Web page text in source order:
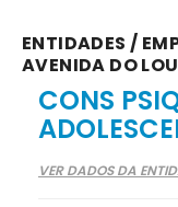
ENTIDADES /
AVENIDA DO
CONS
VER DADOS DA